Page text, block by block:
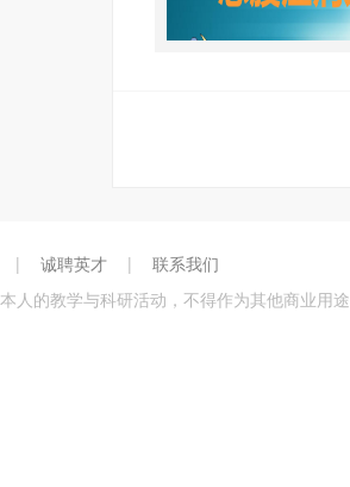
| 诚聘英才 |
联系我们
人的教学与科研活动，不得作为其他商业用